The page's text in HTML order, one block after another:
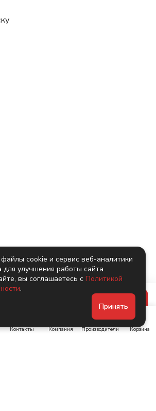
Контакты Компания Производители Корзина
cookie и сервис веб-аналитики
для улучшения работы сайта.
вы соглашаетесь с Политикой
.
Принять